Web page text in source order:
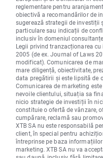
reglementare pentru
obiectivă a recomandărilor de
sugerează strategii de investiții
particulare sau indicații de
inclusiv în domeniul
Legii privind tranzacționarea
2005 (de ex. Journal of Laws
modificat). Comunicarea de
mare diligență, obiectivitate,
data pregătirii și este lipsită de
Comunicarea de marketing
nevoile clientului, situația sa
nicio strategie de investiții în
constituie o ofertă de vânzare,
cumpărare, reclamă sau
XTB SA nu este responsabilă
client, în special pentru
întreprinse pe baza
marketing. XTB SA nu va